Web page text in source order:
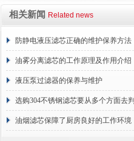
相关新闻 Related news
防静电液压滤芯正确的维护保养方法
油雾分离滤芯的工作原理及作用介绍
液压泵过滤器的保养与维护
选购304不锈钢滤芯要从多个方面去判
断
油烟滤芯保障了厨房良好的工作环境